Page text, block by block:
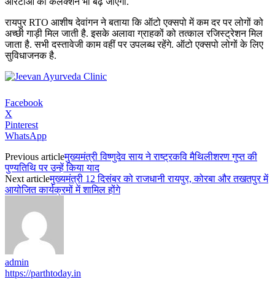
रायपुर RTO आशीष देवांगन ने बताया कि ऑटो एक्सपो में कम दर पर लोगों को
अच्छी गाड़ी मिल जाती है. इसके अलावा ग्राहकों को तत्काल रजिस्ट्रेशन मिल
जाता है. सभी दस्तावेजी काम वहीं पर उपलब्ध रहेंगे. ऑटो एक्सपो लोगों के लिए
सुविधाजनक है.
Facebook
X
Pinterest
WhatsApp
Previous articleमुख्यमंत्री विष्णुदेव साय ने राष्ट्रकवि मैथिलीशरण गुप्त की
पुण्यतिथि पर उन्हें किया याद
Next articleमुख्यमंत्री 12 दिसंबर को राजधानी रायपुर, कोरबा और तखतपुर में
आयोजित कार्यक्रमों में शामिल होंगे
admin
https://parthtoday.in